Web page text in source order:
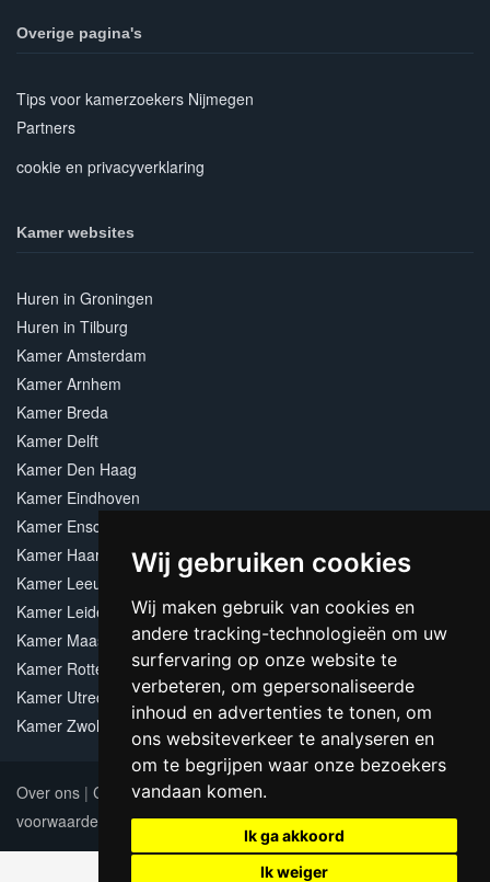
Wij gebruiken cookies
Wij maken gebruik van cookies en
andere tracking-technologieën om uw
surfervaring op onze website te
verbeteren, om gepersonaliseerde
inhoud en advertenties te tonen, om
ons websiteverkeer te analyseren en
om te begrijpen waar onze bezoekers
vandaan komen.
Ik ga akkoord
Ik weiger
Overige pagina's
Tips voor kamerzoekers Nijmegen
Partners
cookie en privacyverklaring
Kamer websites
Huren in Groningen
Huren in Tilburg
Kamer Amsterdam
Kamer Arnhem
Kamer Breda
Kamer Delft
Kamer Den Haag
Kamer Eindhoven
Kamer Enschede
Kamer Haarlem
Kamer Leeuwarden
Kamer Leiden
Kamer Maastricht
Kamer Rotterdam
Kamer Utrecht
Kamer Zwolle
Over ons | Contact|Adverteren|Sitemap
voorwaarden
Update cookies preferences